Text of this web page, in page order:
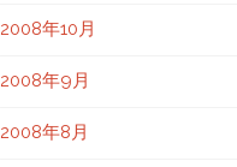
2008年10月
2008年9月
2008年8月